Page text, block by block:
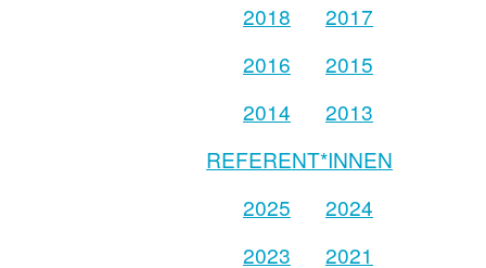
2018
2017
2016
2015
2014
2013
REFERENT*INNEN
2025
2024
2023
2021